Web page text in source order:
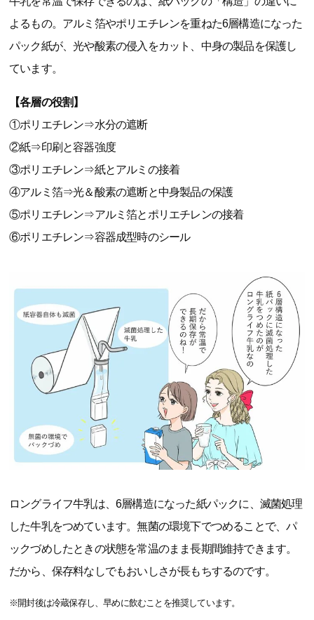
よるもの。アルミ箔やポリエチレンを重ねた6層構造になった
パック紙が、光や酸素の侵入をカット、中身の製品を保護し
ています。
【各層の役割】
①ポリエチレン⇒水分の遮断
②紙⇒印刷と容器強度
③ポリエチレン⇒紙とアルミの接着
④アルミ箔⇒光＆酸素の遮断と中身製品の保護
⑤ポリエチレン⇒アルミ箔とポリエチレンの接着
⑥ポリエチレン⇒容器成型時のシール
ロングライフ牛乳は、6層構造になった紙パックに、滅菌処理
した牛乳をつめています。無菌の環境下でつめることで、パ
ックづめしたときの状態を常温のまま長期間維持できます。
だから、保存料なしでもおいしさが長もちするのです。
※開封後は冷蔵保存し、早めに飲むことを推奨しています。